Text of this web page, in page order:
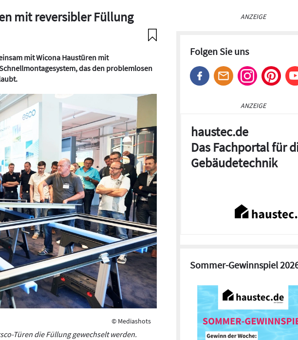
mit reversibler Füllung
mit Wicona Haustüren mit
das den problemlosen
© Mediashots
Türen die Füllung gewechselt werden.
ANZEIGE
Folgen Sie uns
ANZEIGE
haustec.de
Das Fachportal für
Gebäudetechnik
Sommer-Gewinnspiel